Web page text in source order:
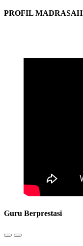
PROFIL MADRASAH
Guru Berprestasi